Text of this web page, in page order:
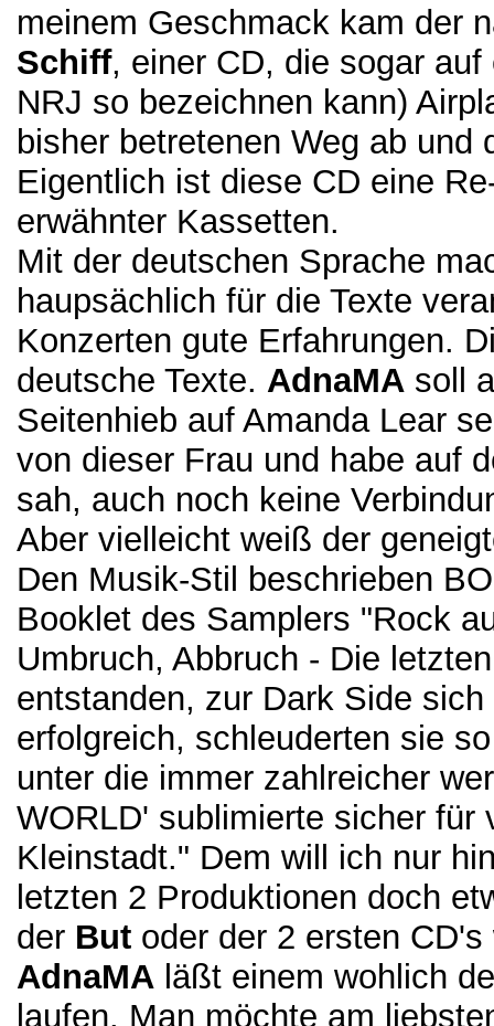
meinem Geschmack kam der
Schiff, einer CD, die sogar
NRJ so bezeichnen kann)
bisher betretenen Weg ab und
Eigentlich ist diese CD eine
erwähnter Kassetten.
Mit der deutschen Sprache
haupsächlich für die Texte
Konzerten gute Erfahrungen.
deutsche Texte. AdnaMA soll
Seitenhieb auf Amanda Lear
von dieser Frau und habe auf
sah, auch noch keine
Aber vielleicht weiß der
Den Musik-Stil beschrieben
Booklet des Samplers "Rock
Umbruch, Abbruch - Die
entstanden, zur Dark Side
erfolgreich, schleuderten sie
unter die immer zahlreicher
WORLD' sublimierte sicher für
Kleinstadt." Dem will ich nur
letzten 2 Produktionen doch
der But oder der 2 ersten
AdnaMA läßt einem wohlich
laufen. Man möchte am